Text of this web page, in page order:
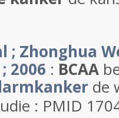
; Zhonghua
2006 : BCAA
de
: PMID